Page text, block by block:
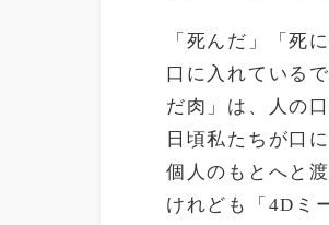
「死んだ」「死
口に入れている
だ肉」は、人の
日頃私たちが口
個人のもとへと渡
けれども「4Dミ